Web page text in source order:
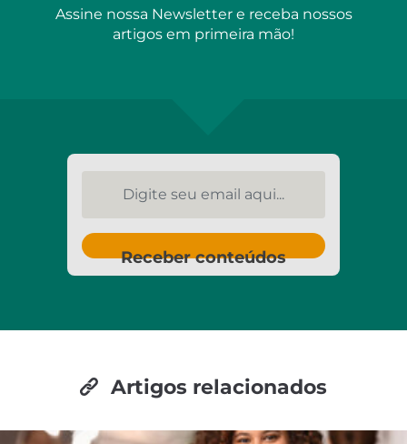
Assine nossa Newsletter e receba nossos
artigos em primeira mão!
Receber conteúdos
Artigos relacionados